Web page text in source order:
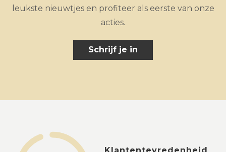
leukste nieuwtjes en profiteer als eerste van onze
acties.
Schrijf je in